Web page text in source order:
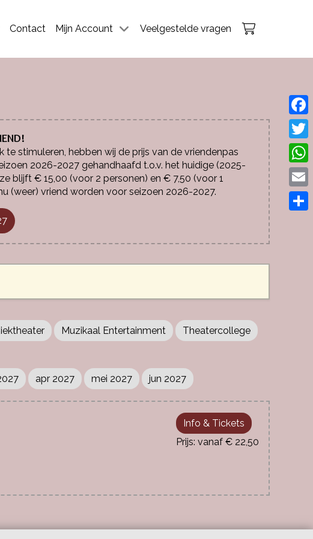
Contact Mijn Account Veelgestelde vragen
te stimuleren, hebben wij de prijs van de vriendenpas
2026-2027 gehandhaafd t.o.v. het huidige (2025-
blijft € 15,00 (voor 2 personen) en € 7,50 (voor 1
(weer) vriend worden voor seizoen 2026-2027.
Muzikaal Entertainment Theatercollege
apr 2027 mei 2027 jun 2027
Info & Tickets
vanaf € 22,50
Email